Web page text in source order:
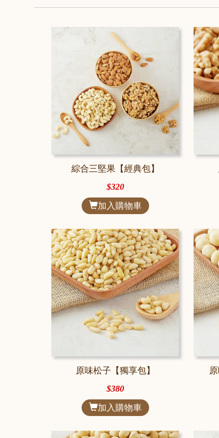
綜合三堅果【經典包】
$320
加入購物車
原味松子【獨享包】
$380
加入購物車